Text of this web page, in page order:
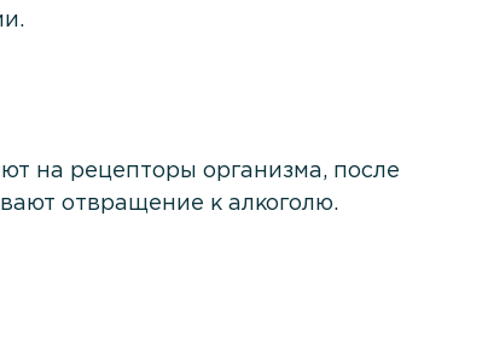
на рецепторы организма, после
отвращение к алкоголю.